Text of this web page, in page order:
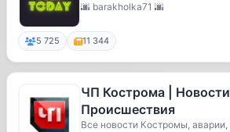
🌆 barakholka71 🌆
5 725 11 344
ЧП Кострома | Новости |
Происшествия
Все новости Костромы,